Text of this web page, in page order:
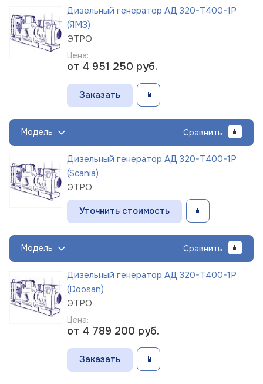
Дизельный генератор АД 320-Т400-1Р
(ЯМЗ)
ЭТРО
Цена:
от 4 951 250 руб.
Заказать
Модель Сравнить
Дизельный генератор АД 320-Т400-1Р
(Scania)
ЭТРО
Уточнить стоимость
Модель Сравнить
Дизельный генератор АД 320-Т400-1Р
(Doosan)
ЭТРО
Цена:
от 4 789 200 руб.
Заказать